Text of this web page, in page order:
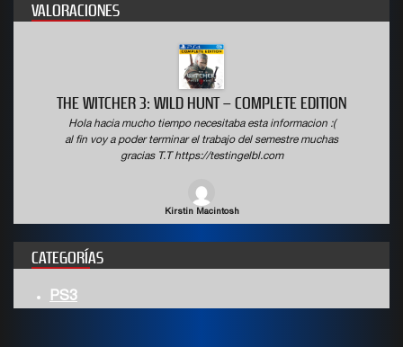
VALORACIONES
THE WITCHER 3: WILD HUNT – COMPLETE EDITION
Hola hacia mucho tiempo necesitaba esta informacion :(
al fin voy a poder terminar el trabajo del semestre muchas
gracias T.T https://testingelbl.com
Kirstin Macintosh
CATEGORÍAS
PS3